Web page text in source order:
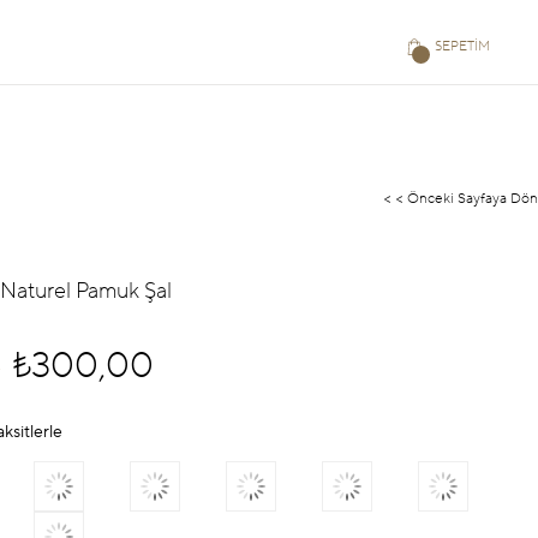
SEPETIM
< < Önceki Sayfaya Dön
Pamuk Şal
₺300,00